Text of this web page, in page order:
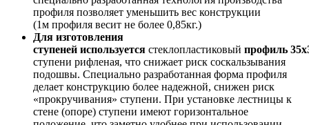
профиля позволяет уменьшить вес конструкции
(1м профиля весит не более 0,85кг.)
Для изготовления
ступеней используется стеклопластиковый профиль
ступени рифленая, что снижает риск соскальзывания
подошвы. Специально разработанная форма профиля
делает конструкцию более надежной, снижен риск
«прокручивания» ступени. При установке лестницы к
стене (опоре) ступени имеют горизонтальное